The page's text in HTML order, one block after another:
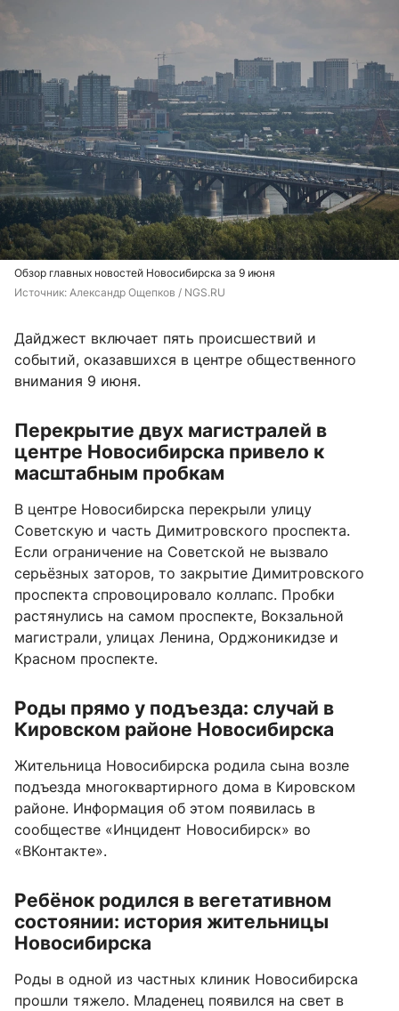
Обзор главных новостей Новосибирска за 9 июня
Источник: Александр Ощепков / NGS.RU
Дайджест включает пять происшествий и
событий, оказавшихся в центре общественного
внимания 9 июня.
Перекрытие двух магистралей в
центре Новосибирска привело к
масштабным пробкам
В центре Новосибирска перекрыли улицу
Советскую и часть Димитровского проспекта.
Если ограничение на Советской не вызвало
серьёзных заторов, то закрытие Димитровского
проспекта спровоцировало коллапс. Пробки
растянулись на самом проспекте, Вокзальной
магистрали, улицах Ленина, Орджоникидзе и
Красном проспекте.
Роды прямо у подъезда: случай в
Кировском районе Новосибирска
Жительница Новосибирска родила сына возле
подъезда многоквартирного дома в Кировском
районе. Информация об этом появилась в
сообществе «Инцидент Новосибирск» во
«ВКонтакте».
Ребёнок родился в вегетативном
состоянии: история жительницы
Новосибирска
Роды в одной из частных клиник Новосибирска
прошли тяжело. Младенец появился на свет в